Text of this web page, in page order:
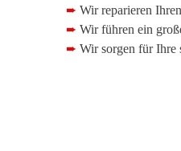
➨ Wir reparieren
➨ Wir führen ein
➨ Wir sorgen für Ihre